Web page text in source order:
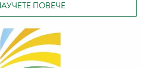
ПОВЕЧЕ